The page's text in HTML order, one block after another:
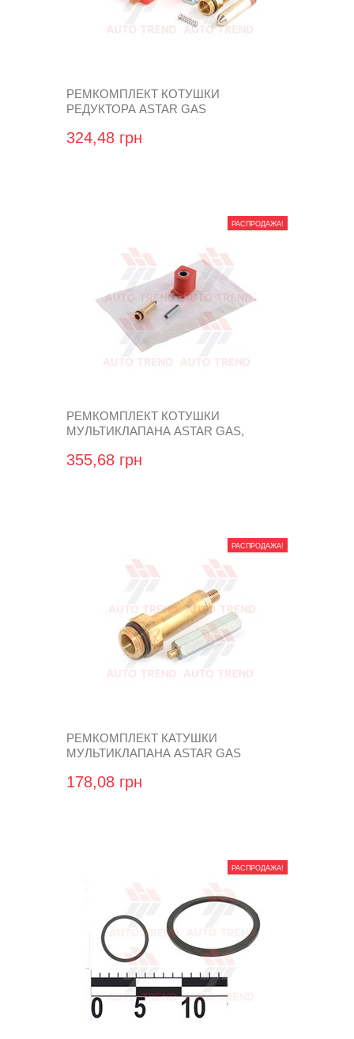
РЕМКОМПЛЕКТ КОТУШКИ
РЕДУКТОРА ASTAR GAS
КОТУШКОЮ)
324,48 грн
РАСПРОДАЖА!
РЕМКОМПЛЕКТ КОТУШКИ
МУЛЬТИКЛАПАНА ASTAR GAS,
ПРУЖИНКОЮ, КОТУШКА)
355,68 грн
РАСПРОДАЖА!
РЕМКОМПЛЕКТ КАТУШКИ
МУЛЬТИКЛАПАНА ASTAR GAS
178,08 грн
РАСПРОДАЖА!